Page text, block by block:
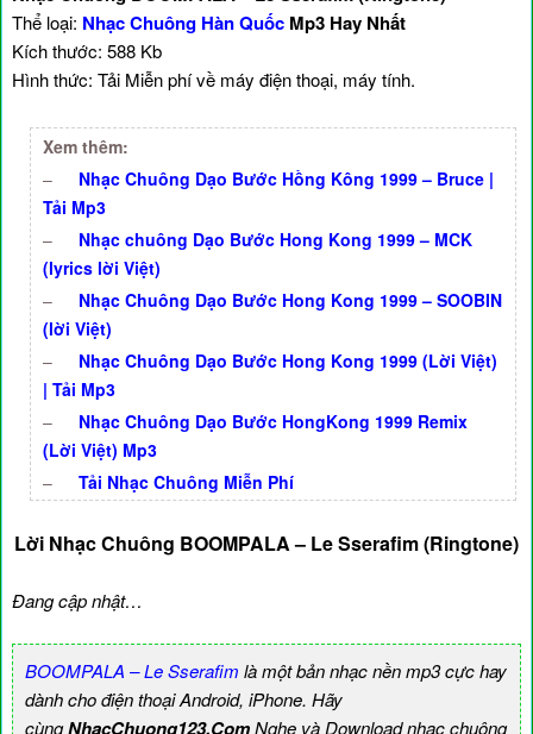
Thể loại: Nhạc Chuông Hàn Quốc Mp3 Hay Nhất
Kích thước: 588 Kb
Hình thức: Tải Miễn phí về máy điện thoại, máy tính.
Xem thêm:
–
Nhạc Chuông Dạo Bước Hồng Kông 1999 – Bruce |
Tải Mp3
–
Nhạc chuông Dạo Bước Hong Kong 1999 – MCK
(lyrics lời Việt)
–
Nhạc Chuông Dạo Bước Hong Kong 1999 – SOOBIN
(lời Việt)
–
Nhạc Chuông Dạo Bước Hong Kong 1999 (Lời Việt)
| Tải Mp3
–
Nhạc Chuông Dạo Bước HongKong 1999 Remix
(Lời Việt) Mp3
–
Tải Nhạc Chuông Miễn Phí
Lời Nhạc Chuông BOOMPALA – Le Sserafim (Ringtone)
Đang cập nhật…
BOOMPALA – Le Sserafim là một bản nhạc nền mp3 cực hay
dành cho điện thoại Android, iPhone. Hãy
cùngNhacChuong123.ComNghe và Download nhạc chuông